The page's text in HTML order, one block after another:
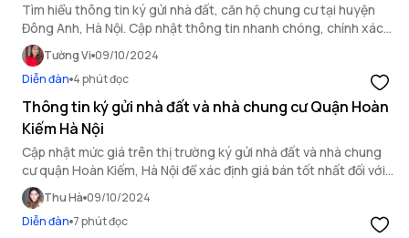
Tìm hiểu thông tin ký gửi nhà đất, căn hộ chung cư tại huyện
Đông Anh, Hà Nội. Cập nhật thông tin nhanh chóng, chính xác,
hỗ trợ ký gửi nhà chung cư hiệu quả.
Tường Vi 09/10/2024
Diễn đàn 4 phút đọc
Thông tin ký gửi nhà đất và nhà chung cư Quận Hoàn
Kiếm Hà Nội
Cập nhật mức giá trên thị trường ký gửi nhà đất và nhà chung
cư quận Hoàn Kiếm, Hà Nội để xác định giá bán tốt nhất đối với
từng loại hình bất động sản.
Thu Hà 09/10/2024
Diễn đàn 7 phút đọc